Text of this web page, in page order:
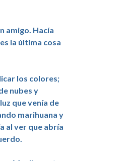
amigo. Hacía
la última cosa
los colores;
nubes y
que venía de
marihuana y
al ver que abría